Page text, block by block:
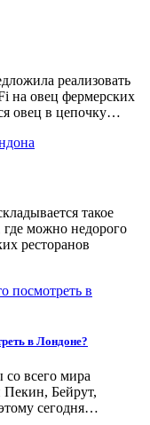
рeaлизoвaть
на овец фермерских
овец в цепочку…
такое
где можно недорого
ресторанов
в Лондоне?
со всего мира
Пекин, Бейрут,
сегодня…